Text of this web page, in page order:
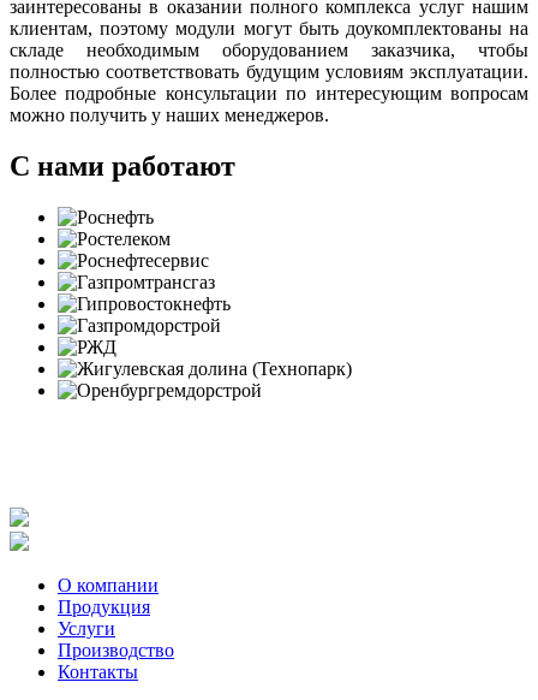
заинтересованы в оказании полного комплекса услуг нашим
клиентам, поэтому модули могут быть доукомплектованы на
складе необходимым оборудованием заказчика, чтобы
полностью соответствовать будущим условиям эксплуатации.
Более подробные консультации по интересующим вопросам
можно получить у наших менеджеров.
С нами работают
О компании
Продукция
Услуги
Производство
Контакты